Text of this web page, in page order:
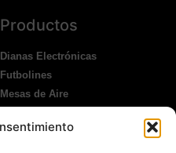
Productos
Dianas Electrónicas
Futbolines
Mesas de Aire
Ping Pong Exterior